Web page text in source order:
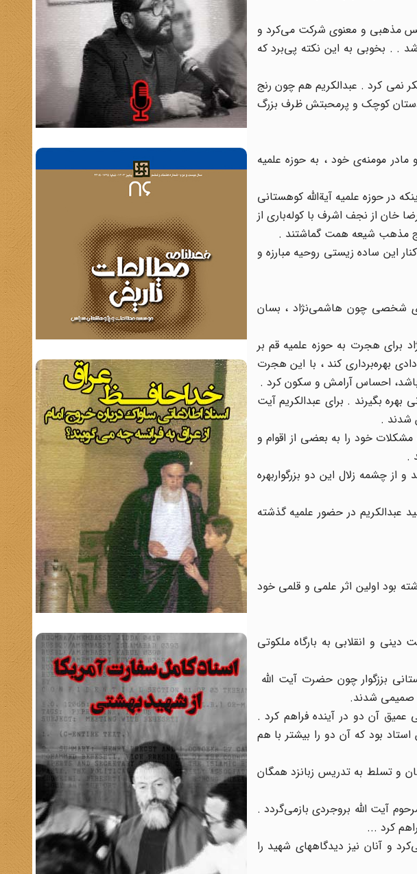
مذهبی و معنوی شرکت می‌کرد و
. . بخوبی به این نکته پی‌برد که
نمی ‌کرد . عبدالکریم هم چون رنج
دستان کوچک و پرمحبتش ظرف بزرگ
مادر مومنه‌ی خود ، به حوزه علمیه
در حوزه علمیه آیةالله کوهستانی
خان از نجف اشرف با کوله‌باری از
مذهب شیعه همت گماشتند .
این ساده زیستی روحیه مبارزه و
شخصی چون هاشمی‌نژاد ، بسان
برای هجرت به حوزه علمیه قم بر
بهره‌برداری کند ، با این هجرت
باشد، احساس آرامش و سکون کرد .
بگیرند . برای عبدالکریم آیت
شدند .
خود را به بعضی از اقوام و
.
چشمه زلال این دو بزرگواربهره
سید عبدالکریم در حضور علمیه گذشته
از سن مبارکش نگذشته بود اولین اثر علمی و قلمی خود
در حوزه علمیه قم ، درسال 1340 به نیت تبلیغ رسالت دینی و انقلابی به بارگاه ملکوتی
بززگوار چون حضرت آیت الله
صمیمی شدند.
عمیق آن دو در آینده فراهم کرد .
بود که آن دو را بیشتر با هم
و تسلط به تدریس زبانزد همگان
آیت ‌الله بروجردی بازمی‌گردد .
کرد ...
و آنان نیز دیدگاههای شهید را